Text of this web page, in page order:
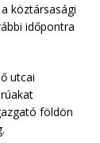
köztársasági
időpontra
utcai
földön